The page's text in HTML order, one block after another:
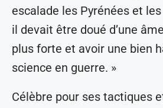
escalade les Pyrénées et
il devait être doué d’une
plus forte et avoir une bien
science en guerre. »
Célèbre pour ses tactiques